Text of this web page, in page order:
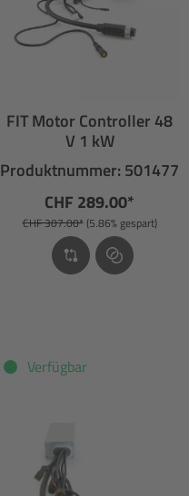
FIT Motor Controller 48
V 1 kW
Produktnummer: 501477
CHF 289.00*
CHF 307.00*(5.86% gespart)
Verfügbar